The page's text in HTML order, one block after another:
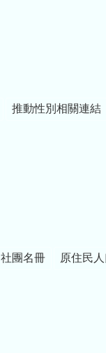
推動性別相關連結
社團名冊 原住民